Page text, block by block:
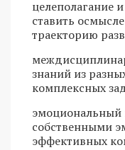
целеполагание
ставить
траекторию
знаний из
комплексных
эмоциональный
собственными
эффективных